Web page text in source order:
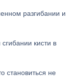
разгибании и
кисти в
становиться не